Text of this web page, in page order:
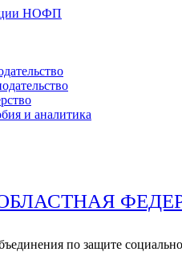
НОФП
и аналитика
по защите